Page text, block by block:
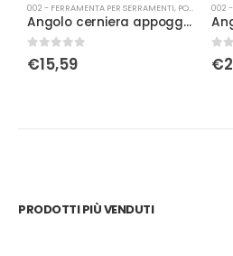
002 - FERRAMENTA PER SERRAMENTI, PORTA-FINESTRA
Angolo cerniera appoggio Sx kg 130 argento
0Su 5
€15,59
002 -
0Su
€
PRODOTTI PIÙ VENDUTI